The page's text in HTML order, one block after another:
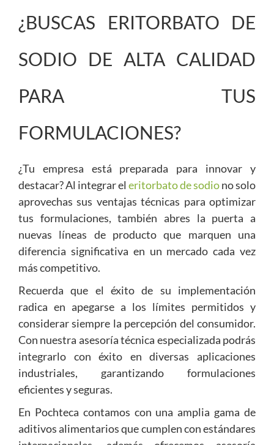
¿BUSCAS ERITORBATO DE
SODIO DE ALTA CALIDAD
PARA TUS
FORMULACIONES?
¿Tu empresa está preparada para innovar y
destacar? Al integrar el eritorbato de sodiono solo
aprovechas sus ventajas técnicas para optimizar
tus formulaciones, también abres la puerta a
nuevas líneas de producto que marquen una
diferencia significativa en un mercado cada vez
más competitivo.
Recuerda que el éxito de su implementación
radica en apegarse a los límites permitidos y
considerar siempre la percepción del consumidor.
Con nuestra asesoría técnica especializada podrás
integrarlo con éxito en diversas aplicaciones
industriales, garantizando formulaciones
eficientes y seguras.
En Pochteca contamos con una amplia gama de
aditivos alimentarios que cumplen con estándares